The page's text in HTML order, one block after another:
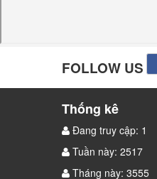
FOLLOW US
Thống kê
Đang truy cập: 1
Tuần này: 2517
Tháng này: 3555